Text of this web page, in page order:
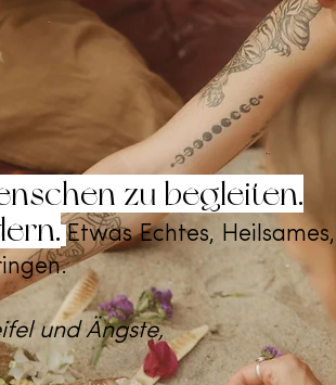
zu begleiten.
Etwas Echtes, Heilsames,
und Ängste,